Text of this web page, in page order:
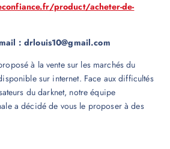
product/acheter-de-
: drlouis10@gmail.com
à la vente sur les marchés du
sur internet. Face aux difficultés
du darknet, notre équipe
a décidé de vous le proposer à des